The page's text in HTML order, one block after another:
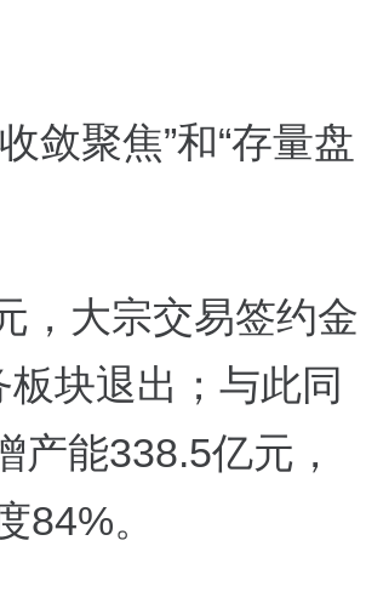
敛聚焦”和“存量盘
，大宗交易签约金
块退出；与此同
产能338.5亿元，
84%。